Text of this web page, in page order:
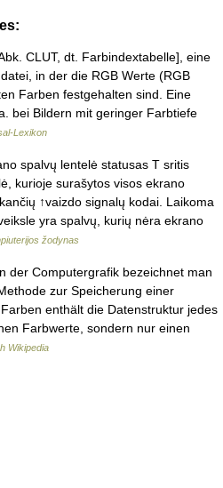
CLUT, dt. Farbindextabelle], eine
in der die RGB Werte (RGB
Farben festgehalten sind. Eine
bei Bildern mit geringer Farbtiefe
Lexikon
spalvų lentelė statusas T sritis
kurioje surašytos visos ekrano
↑vaizdo signalų kodai. Laikoma
yra spalvų, kurių nėra ekrano
žodynas
der Computergrafik bezeichnet man
zur Speicherung einer
enthält die Datenstruktur jedes
Farbwerte, sondern nur einen
Wikipedia